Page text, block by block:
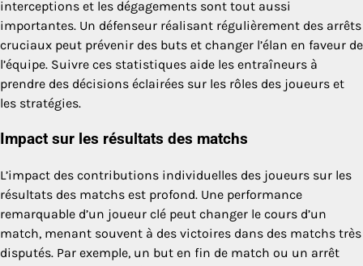
interceptions et les dégagements sont tout aussi
importantes. Un défenseur réalisant régulièrement des arrêts
cruciaux peut prévenir des buts et changer l’élan en faveur de
l’équipe. Suivre ces statistiques aide les entraîneurs à
prendre des décisions éclairées sur les rôles des joueurs et
les stratégies.
Impact sur les résultats des matchs
L’impact des contributions individuelles des joueurs sur les
résultats des matchs est profond. Une performance
remarquable d’un joueur clé peut changer le cours d’un
match, menant souvent à des victoires dans des matchs très
disputés. Par exemple, un but en fin de match ou un arrêt